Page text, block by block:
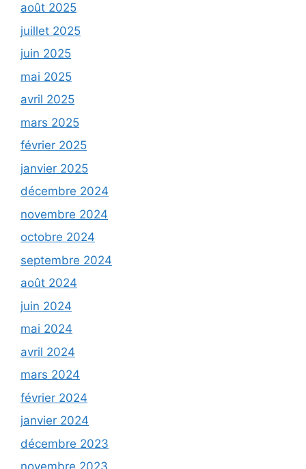
août 2025
juillet 2025
juin 2025
mai 2025
avril 2025
mars 2025
février 2025
janvier 2025
décembre 2024
novembre 2024
octobre 2024
septembre 2024
août 2024
juin 2024
mai 2024
avril 2024
mars 2024
février 2024
janvier 2024
décembre 2023
novembre 2023